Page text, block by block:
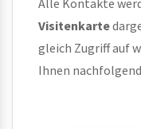
Alle Kontakte
Visitenkarte
gleich Zugriff auf
Ihnen